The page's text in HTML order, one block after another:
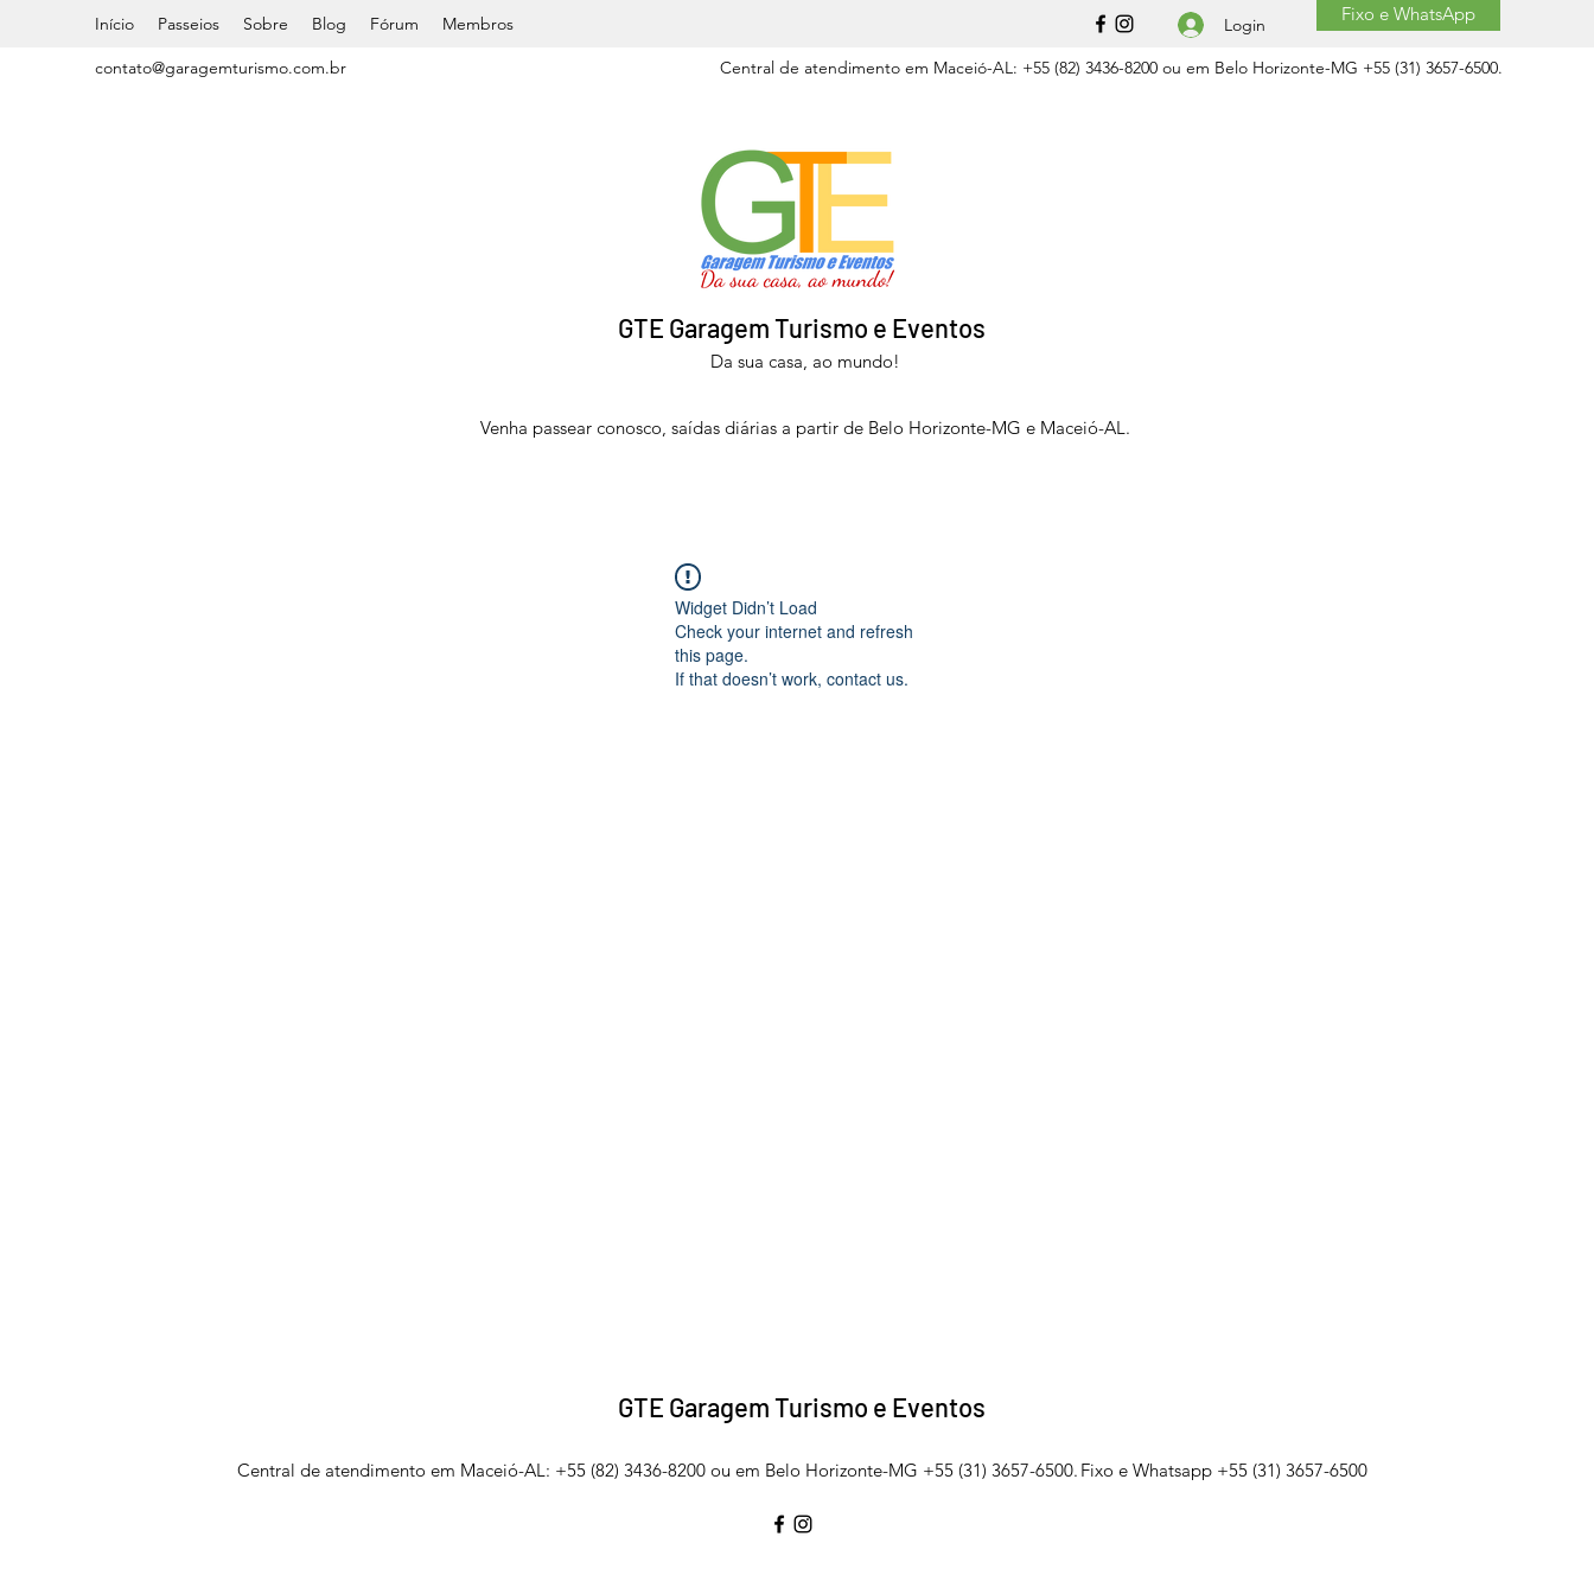
Início Passeios Sobre Blog Fórum Membros Login Fixo e WhatsApp
contato@garagemturismo.com.br Central de atendimento em Maceió-AL: +55 (82) 3436-8200 ou em Belo Horizonte-MG +55 (31) 3657-6500.
GTE Garagem Turismo e Eventos
Da sua casa, ao mundo!
Venha passear conosco, saídas diárias a partir de Belo Horizonte-MG e Maceió-AL.
Widget Didn’t Load
Check your internet and refresh
this page.
If that doesn’t work, contact us.
GTE Garagem Turismo e Eventos
Central de atendimento em Maceió-AL: +55 (82) 3436-8200 ou em Belo Horizonte-MG +55 (31) 3657-6500. Fixo e Whatsapp +55 (31) 3657-6500